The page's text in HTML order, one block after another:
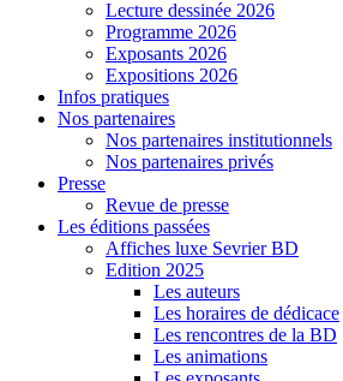
Lecture dessinée 2026
Programme 2026
Exposants 2026
Expositions 2026
Infos pratiques
Nos partenaires
Nos partenaires institutionnels
Nos partenaires privés
Presse
Revue de presse
Les éditions passées
Affiches luxe Sevrier BD
Edition 2025
Les auteurs
Les horaires de dédicace
Les rencontres de la BD
Les animations